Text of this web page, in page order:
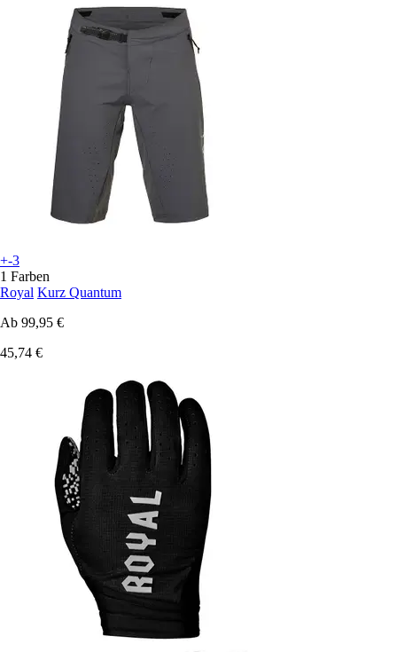
+-3
1 Farben
Royal Kurz Quantum
Ab 99,95 €
45,74 €